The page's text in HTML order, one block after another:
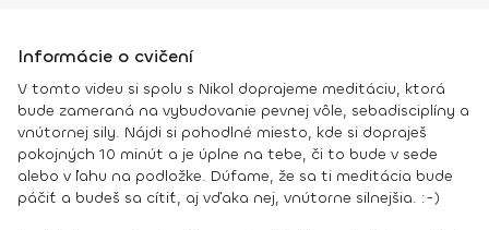
Informácie o cvičení
V tomto videu si spolu s Nikol doprajeme meditáciu, ktorá
bude zameraná na vybudovanie pevnej vôle, sebadisciplíny a
vnútornej sily. Nájdi si pohodlné miesto, kde si dopraješ
pokojných 10 minút a je úplne na tebe, či to bude v sede
alebo v ľahu na podložke. Dúfame, že sa ti meditácia bude
páčiť a budeš sa cítiť, aj vďaka nej, vnútorne silnejšia. :-)